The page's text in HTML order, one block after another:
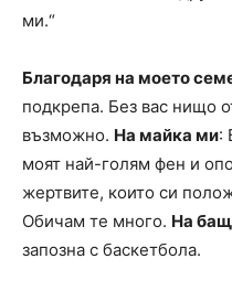
ми.“
Благодаря на моето
подкрепа. Без вас нищо
възможно. На майка ми:
моят най-голям фен и
жертвите, които си
Обичам те много. На
запозна с баскетбола.